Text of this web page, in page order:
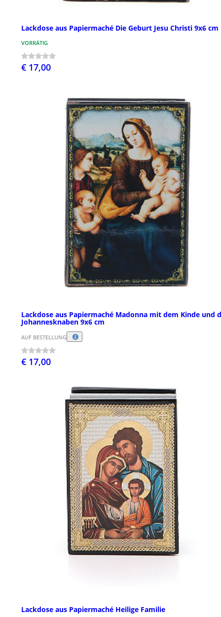
Lackdose aus Papiermaché Die Geburt Jesu Christi 9x6 cm
VORRÄTIG
€ 17,00
Lackdose aus Papiermaché Madonna mit dem Kinde und
Johannesknaben 9x6 cm
AUF BESTELLUNG
€ 17,00
Lackdose aus Papiermaché Heilige Familie